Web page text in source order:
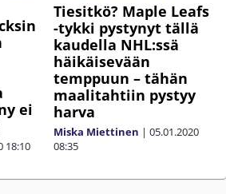
ei
18:10
Tiesitkö? Maple Leafs
-tykki pystynyt tällä
kaudella NHL:ssä
häikäisevään
temppuun – tähän
maalitahtiin pystyy
harva
Miska Miettinen | 05.01.2020
08:35